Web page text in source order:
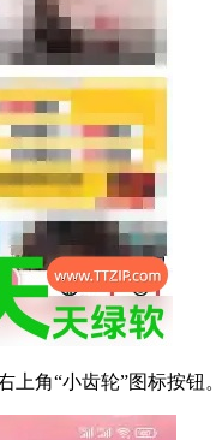
上角“小齿轮”图标按钮。